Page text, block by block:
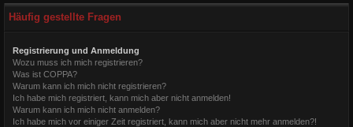
Häufig gestellte Fragen
Registrierung und Anmeldung
Wozu muss ich mich registrieren?
Was ist COPPA?
Warum kann ich mich nicht registrieren?
Ich habe mich registriert, kann mich aber nicht anmelden!
Warum kann ich mich nicht anmelden?
Ich habe mich vor einiger Zeit registriert, kann mich aber nicht mehr anmelden?!